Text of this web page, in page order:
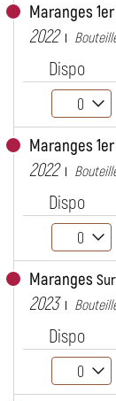
Maranges
2022
Dispo
Maranges
2022
Dispo
Maranges
2023
Dispo